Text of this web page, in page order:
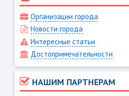
Организации города
Новости города
Интересные статьи
Достопримечательности
НАШИМ ПАРТНЕРАМ